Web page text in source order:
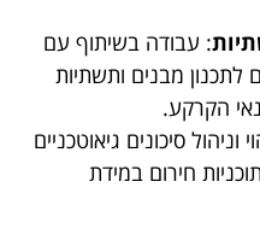
: עבודה בשיתוף עם
לתכנון מבנים ותשתיות
הקרקע.
וניהול סיכונים גיאוטכניים
חירום במידת